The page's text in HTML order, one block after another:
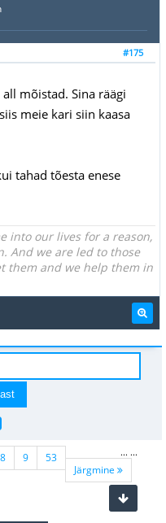
#175
mõistad. Sina räägi
meie kari siin kaasa
tahad tõesta enese
into our lives for a reason,
And we are led to those
them and we help them in
...
8 9 ...
53
Järgmine